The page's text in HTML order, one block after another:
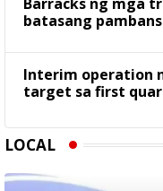
batasang
Interim operation
target sa first
LOCAL